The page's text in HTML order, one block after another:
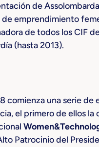
de
emprendimiento
de todos los CIF
(hasta 2013).
comienza una serie de
el primero de ellos la
Patrocinio del